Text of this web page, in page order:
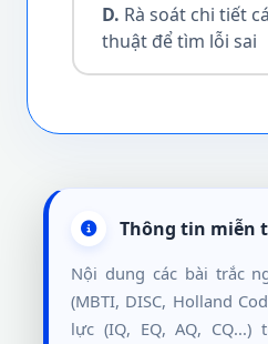
D. Rà soát chi tiết
thuật để tìm lỗi sai
Thông tin miễn
Nội dung các bài trắc
(MBTI, DISC, Holland
lực (IQ, EQ, AQ,